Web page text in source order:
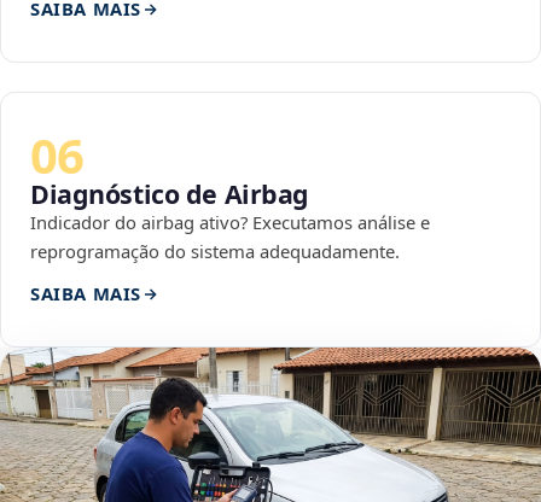
SAIBA MAIS
06
Diagnóstico de Airbag
Indicador do airbag ativo? Executamos análise e
reprogramação do sistema adequadamente.
SAIBA MAIS